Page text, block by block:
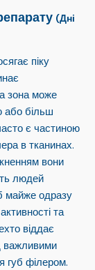
(Дні
піку
зона може
або більш
є частиною
в тканинах.
вони
людей
майже одразу
та
віддає
важливими
губ філером.